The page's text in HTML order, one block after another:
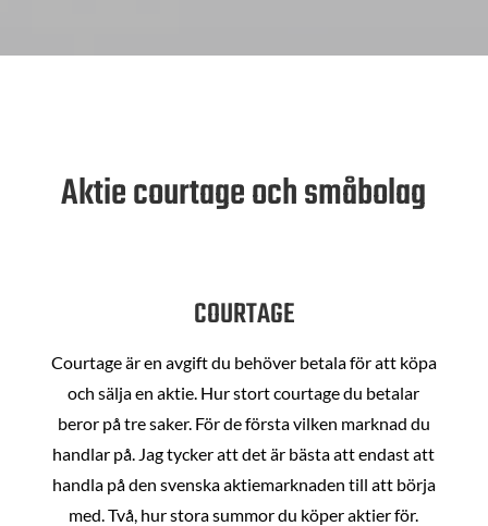
Aktie courtage och småbolag
COURTAGE
Courtage är en avgift du behöver betala för att köpa
och sälja en aktie. Hur stort courtage du betalar
beror på tre saker. För de första vilken marknad du
handlar på. Jag tycker att det är bästa att endast att
handla på den svenska aktiemarknaden till att börja
med. Två, hur stora summor du köper aktier för.